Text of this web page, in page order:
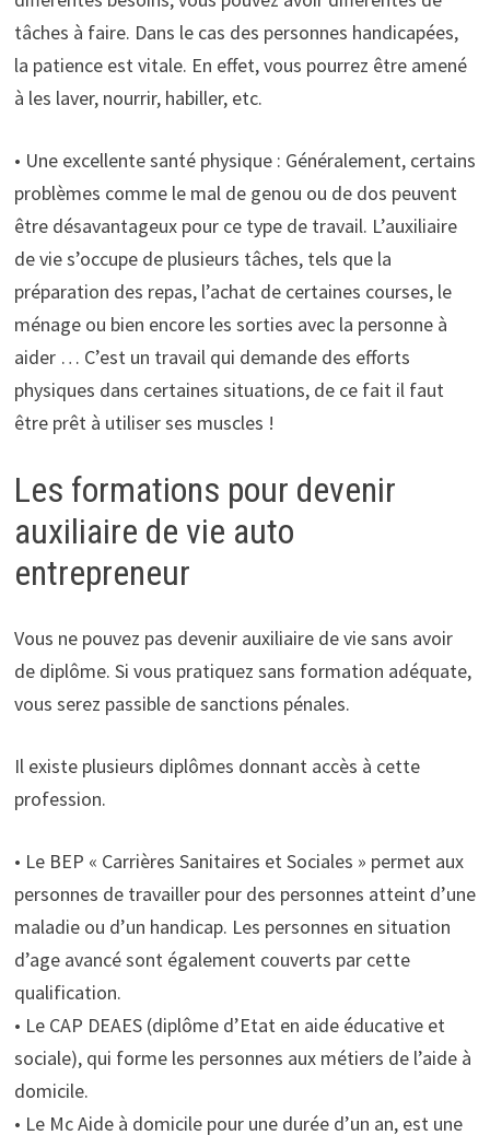
tâches à faire. Dans le cas des personnes handicapées,
la patience est vitale. En effet, vous pourrez être amené
à les laver, nourrir, habiller, etc.
• Une excellente santé physique : Généralement, certains
problèmes comme le mal de genou ou de dos peuvent
être désavantageux pour ce type de travail. L’auxiliaire
de vie s’occupe de plusieurs tâches, tels que la
préparation des repas, l’achat de certaines courses, le
ménage ou bien encore les sorties avec la personne à
aider … C’est un travail qui demande des efforts
physiques dans certaines situations, de ce fait il faut
être prêt à utiliser ses muscles !
Les formations pour devenir
auxiliaire de vie auto
entrepreneur
Vous ne pouvez pas devenir auxiliaire de vie sans avoir
de diplôme. Si vous pratiquez sans formation adéquate,
vous serez passible de sanctions pénales.
Il existe plusieurs diplômes donnant accès à cette
profession.
• Le BEP « Carrières Sanitaires et Sociales » permet aux
personnes de travailler pour des personnes atteint d’une
maladie ou d’un handicap. Les personnes en situation
d’age avancé sont également couverts par cette
qualification.
• Le CAP DEAES (diplôme d’Etat en aide éducative et
sociale), qui forme les personnes aux métiers de l’aide à
domicile.
• Le Mc Aide à domicile pour une durée d’un an, est une